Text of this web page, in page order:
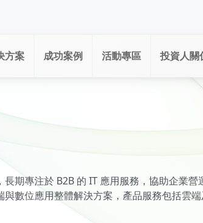
方案 成功案例 活動專區 投資人關
期專注於 B2B 的 IT 應用服務，協助企業
數位應用整體解決方案，產品服務包括雲